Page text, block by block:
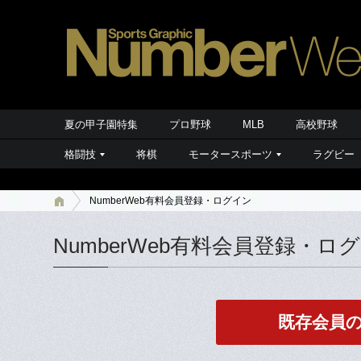
夏の甲子園特集 プロ野球 MLB 高校野球
格闘技 将棋 モータースポーツ ラグビー
NumberWeb有料会員登録・ログイン
NumberWeb有料会員登録・ロ
既存会員